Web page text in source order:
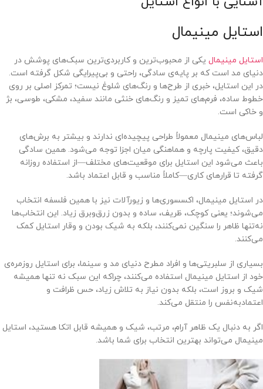
استایل مینیمال
استایل مینیمال یکی از محبوب‌ترین و کاربردی‌ترین سبک‌های پوشش در
دنیای مد است که بر پایه‌ی سادگی، راحتی و بی‌پیرایگی شکل گرفته است.
در این استایل، خبری از طرح‌ها و رنگ‌های شلوغ نیست؛ تمرکز اصلی بر روی
خطوط ساده، فرم‌های تمیز و رنگ‌های خنثی مانند سفید، مشکی، طوسی، بژ
و خاکی است.
لباس‌های مینیمال معمولاً طراحی پیچیده‌ای ندارند و بیشتر به برش‌های
دقیق، کیفیت پارچه و هماهنگی میان اجزا توجه می‌شود. همین سادگی
باعث می‌شود این استایل برای موقعیت‌های مختلف—از استفاده روزانه
گرفته تا قرارهای کاری—کاملاً مناسب و قابل اعتماد باشد.
در استایل مینیمال، اکسسوری‌ها و زیورآلات نیز با همین فلسفه انتخاب
می‌شوند؛ یعنی کوچک، ظریف، ساده و بدون زرق‌وبرق زیاد. این انتخاب‌ها
نه‌تنها ظاهر را سنگین نمی‌کنند، بلکه به شیک بودن و وقار استایل کمک
می‌کنند.
بسیاری از سلبریتی‌ها و افراد مطرح دنیای مد و سینما، برای استایل روزمره‌ی
خود از استایل مینیمال استفاده می‌کنند، چراکه این سبک نه تنها همیشه
شیک و بروز است، بلکه بدون نیاز به تلاش زیاد، حس ظرافت و
اعتمادبه‌نفس را منتقل می‌کند.
اگر به دنبال یک ظاهر آرام، مرتب، شیک و همیشه قابل اتکا هستید، استایل
مینیمال می‌تواند بهترین انتخاب برای شما باشد.